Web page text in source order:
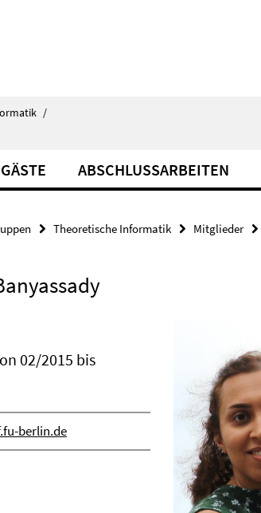
/
GÄSTE ABSCHLUSSARBEITEN
Theoretische Informatik Mitglieder
02/2015 bis
berlin.de